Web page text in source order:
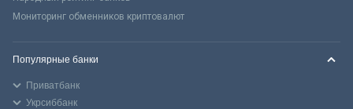
Мониторинг обменников криптовалют
Популярные банки
Приватбанк
Укрсиббанк